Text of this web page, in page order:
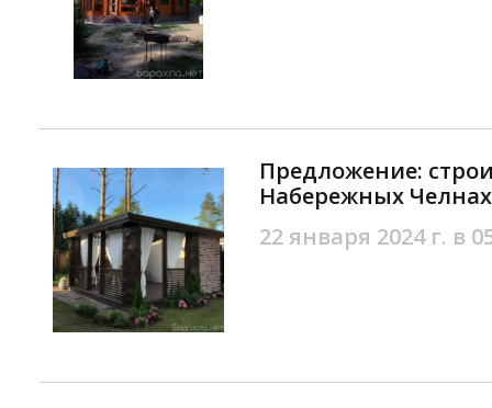
Предложение:
Набережных Челнах
22 января 2024 г. в